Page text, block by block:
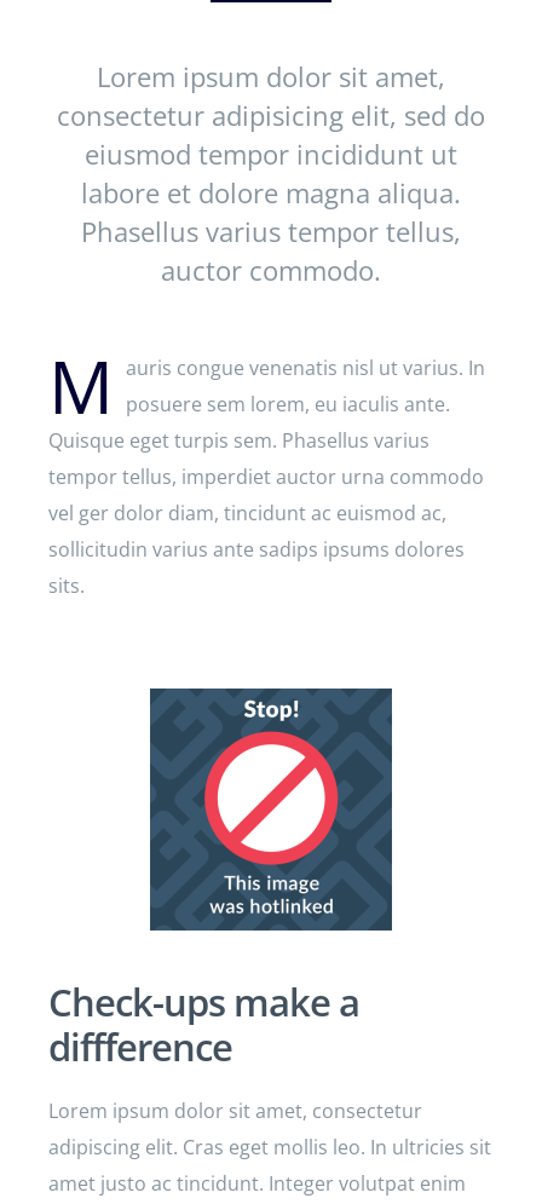
Lorem ipsum dolor sit amet,
consectetur adipisicing elit, sed do
eiusmod tempor incididunt ut
labore et dolore magna aliqua.
Phasellus varius tempor tellus,
auctor commodo.
M
auris congue venenatis nisl ut varius. In
posuere sem lorem, eu iaculis ante.
Quisque eget turpis sem. Phasellus varius
tempor tellus, imperdiet auctor urna commodo
vel ger dolor diam, tincidunt ac euismod ac,
sollicitudin varius ante sadips ipsums dolores
sits.
Check-ups make a
diffference
Lorem ipsum dolor sit amet, consectetur
adipiscing elit. Cras eget mollis leo. In ultricies sit
amet justo ac tincidunt. Integer volutpat enim